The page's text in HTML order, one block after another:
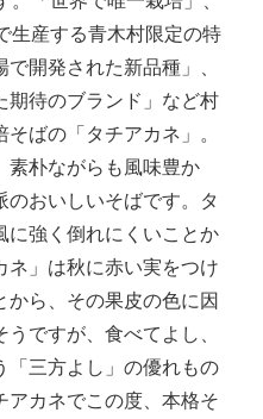
生産する青木村限定の特
開発された新品種」、
期待のブランド」など村
ばの「タチアカネ」。
素朴ながらも風味豊か
のおいしいそばです。タ
に強く倒れにくいことか
ネ」は秋に赤い実をつけ
から、その果皮の色に因
ですが、食べてよし、
「三方よし」の優れもの
アカネでこの度、本格そ